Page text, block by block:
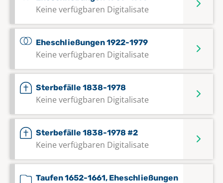
Keine verfügbaren Digitalisate
Eheschließungen 1922-1979
Keine verfügbaren Digitalisate
Sterbefälle 1838-1978
Keine verfügbaren Digitalisate
Sterbefälle 1838-1978 #2
Keine verfügbaren Digitalisate
Taufen 1652-1661, Eheschließungen